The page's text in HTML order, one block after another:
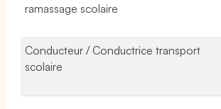
ramassage scolaire
Conducteur / Conductrice transport
scolaire